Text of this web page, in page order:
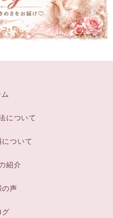
について
ついて
紹介
の声
グ